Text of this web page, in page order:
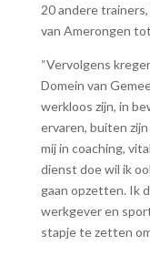
20 andere
van Amerongen
“Vervolgens
Domein van
werkloos zijn, in
ervaren, buiten
mij in coaching,
dienst doe wil ik
gaan opzetten. Ik
werkgever en
stapje te zetten